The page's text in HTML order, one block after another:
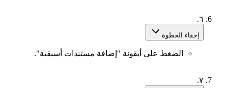
٦.
إخفاء الخطوة
الضغط على أيقونة "إضافة مستندات أسبقية".
٧.